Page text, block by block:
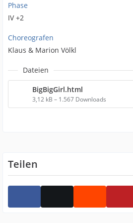
Phase
IV +2
Choreografen
Klaus & Marion Völkl
Dateien
BigBigGirl.html
3,12 kB – 1.567 Downloads
Teilen